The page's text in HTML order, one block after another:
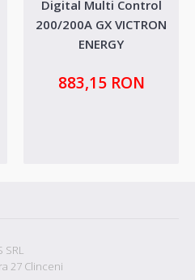
Digital Multi Control
200/200A GX VICTRON
ENERGY
883,15 RON
27 Clinceni